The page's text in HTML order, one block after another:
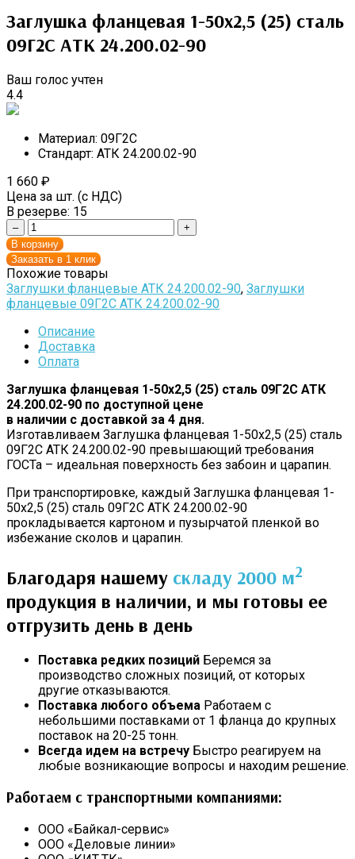
Заглушка фланцевая 1-50х2,5 (25) сталь
09Г2С АТК 24.200.02-90
Ваш голос учтен
4.4
Материал: 09Г2С
Стандарт: АТК 24.200.02-90
1 660 ₽
Цена за шт. (с НДС)
В резерве: 15
–
+
В корзину
Заказать в 1 клик
Похожие товары
Заглушки фланцевые АТК 24.200.02-90, Заглушки
фланцевые 09Г2С АТК 24.200.02-90
Описание
Доставка
Оплата
Заглушка фланцевая 1-50х2,5 (25) сталь 09Г2С АТК
24.200.02-90 по доступной цене
в наличии с доставкой за 4 дня.
Изготавливаем Заглушка фланцевая 1-50х2,5 (25) сталь
09Г2С АТК 24.200.02-90 превышающий требования
ГОСТа – идеальная поверхность без забоин и царапин.
При транспортировке, каждый Заглушка фланцевая 1-
50х2,5 (25) сталь 09Г2С АТК 24.200.02-90
прокладывается картоном и пузырчатой пленкой во
избежание сколов и царапин.
Благодаря нашему складу 2000 м2
продукция в наличии, и мы готовы ее
отгрузить день в день
Поставка редких позиций Беремся за
производство сложных позиций, от которых
другие отказываются.
Поставка любого объема Работаем с
небольшими поставками от 1 фланца до крупных
поставок на 20-25 тонн.
Всегда идем на встречу Быстро реагируем на
любые возникающие вопросы и находим решение.
Работаем с транспортными компаниями:
ООО «Байкал-сервис»
ООО «Деловые линии»